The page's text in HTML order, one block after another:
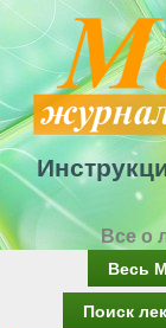
Все о
Весь
Поиск